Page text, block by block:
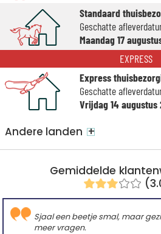
Gemiddelde
Sjaal een beetje smal, maar
meer vragen.
Standaard
Geschatte
Maandag 17
EXPRESS
Express
Geschatte
Vrijdag 14 augustus
Andere landen +